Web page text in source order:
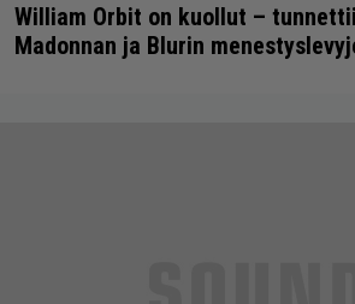
William Orbit on kuollut –
Madonnan ja Blurin